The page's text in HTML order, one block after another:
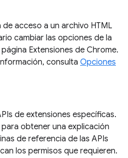
acceso a un archivo HTML
cambiar las opciones de la
Extensiones de Chrome.
consulta Opciones
de extensiones específicas.
para obtener una explicación
de referencia de las APIs
los permisos que requieren.